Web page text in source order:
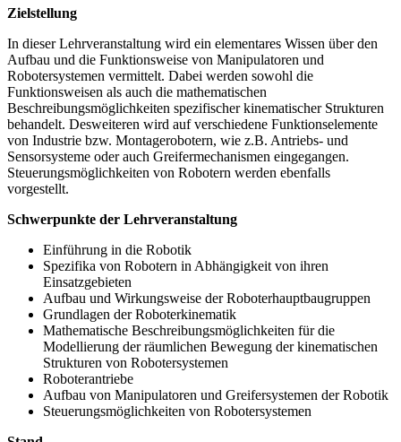
Zielstellung
In dieser Lehrveranstaltung wird ein elementares Wissen über den
Aufbau und die Funktionsweise von Manipulatoren und
Robotersystemen vermittelt. Dabei werden sowohl die
Funktionsweisen als auch die mathematischen
Beschreibungsmöglichkeiten spezifischer kinematischer Strukturen
behandelt. Desweiteren wird auf verschiedene Funktionselemente
von Industrie bzw. Montagerobotern, wie z.B. Antriebs- und
Sensorsysteme oder auch Greifermechanismen eingegangen.
Steuerungsmöglichkeiten von Robotern werden ebenfalls
vorgestellt.
Schwerpunkte der Lehrveranstaltung
Einführung in die Robotik
Spezifika von Robotern in Abhängigkeit von ihren
Einsatzgebieten
Aufbau und Wirkungsweise der Roboterhauptbaugruppen
Grundlagen der Roboterkinematik
Mathematische Beschreibungsmöglichkeiten für die
Modellierung der räumlichen Bewegung der kinematischen
Strukturen von Robotersystemen
Roboterantriebe
Aufbau von Manipulatoren und Greifersystemen der Robotik
Steuerungsmöglichkeiten von Robotersystemen